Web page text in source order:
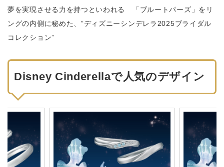
夢を実現させる力を持つといわれる 「ブルートパーズ」をリ
ングの内側に秘めた、”ディズニーシンデレラ2025ブライダル
コレクション”
Disney Cinderellaで人気のデザイン